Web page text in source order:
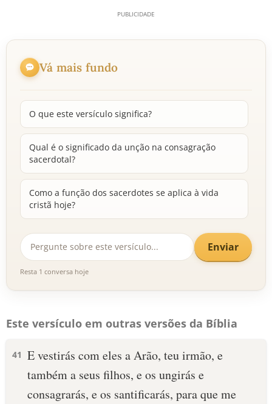
Vá mais fundo
O que este versículo significa?
Qual é o significado da unção na consagração
sacerdotal?
Como a função dos sacerdotes se aplica à vida
cristã hoje?
Enviar
Resta 1 conversa hoje
Este versículo em outras versões da Bíblia
41 E vestirás com eles a Arão, teu irmão, e
também a seus filhos, e os ungirás e
consagrarás, e os santificarás, para que me